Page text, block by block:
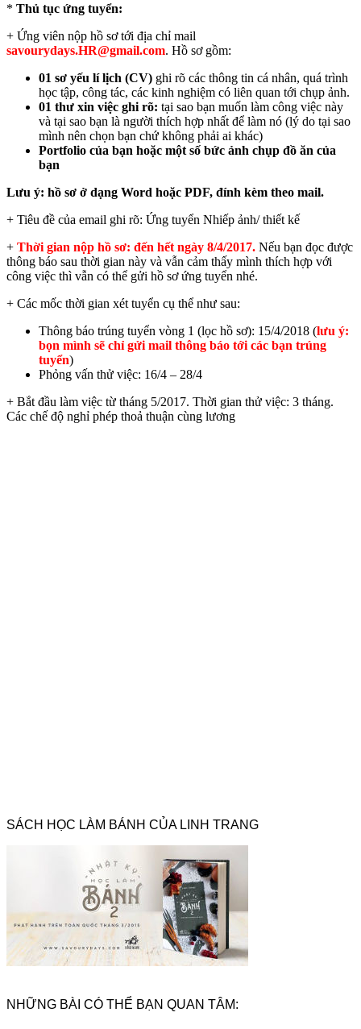
* Thủ tục ứng tuyển:
+ Ứng viên nộp hồ sơ tới địa chỉ mail
savourydays.HR@gmail.com. Hồ sơ gồm:
01 sơ yếu lí lịch (CV) ghi rõ các thông tin cá nhân, quá trình
học tập, công tác, các kinh nghiệm có liên quan tới chụp ảnh.
01 thư xin việc ghi rõ: tại sao bạn muốn làm công việc này
và tại sao bạn là người thích hợp nhất để làm nó (lý do tại sao
mình nên chọn bạn chứ không phải ai khác)
Portfolio của bạn hoặc một số bức ảnh chụp đồ ăn của
bạn
Lưu ý: hồ sơ ở dạng Word hoặc PDF, đính kèm theo mail.
+ Tiêu đề của email ghi rõ: Ứng tuyển Nhiếp ảnh/ thiết kế
+ Thời gian nộp hồ sơ: đến hết ngày 8/4/2017. Nếu bạn đọc được
thông báo sau thời gian này và vẫn cảm thấy mình thích hợp với
công việc thì vẫn có thể gửi hồ sơ ứng tuyển nhé.
+ Các mốc thời gian xét tuyển cụ thể như sau:
Thông báo trúng tuyển vòng 1 (lọc hồ sơ): 15/4/2018 (lưu ý:
bọn mình sẽ chỉ gửi mail thông báo tới các bạn trúng
tuyển)
Phỏng vấn thử việc: 16/4 – 28/4
+ Bắt đầu làm việc từ tháng 5/2017. Thời gian thử việc: 3 tháng.
Các chế độ nghỉ phép thoả thuận cùng lương
SÁCH HỌC LÀM BÁNH CỦA LINH TRANG
NHỮNG BÀI CÓ THỂ BẠN QUAN TÂM: